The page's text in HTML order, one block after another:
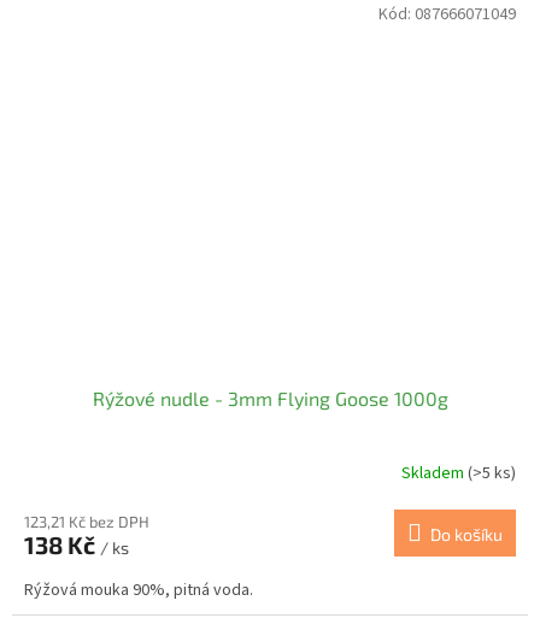
Rýžové nudle - 3mm Flying Goose 1000g
Skladem (>5 ks)
123,21 Kč bez DPH
138 Kč / ks
Do košíku
Rýžová mouka 90%, pitná voda.
Kód: 087666071049